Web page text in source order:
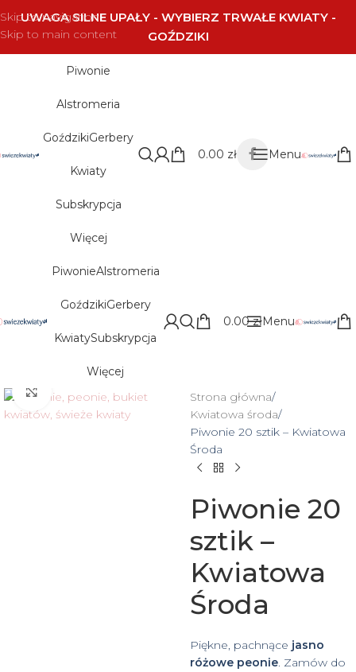
Skip to navigation
Skip to main content
UWAGA SILNE UPAŁY - WYBIERZ TRWAŁE KWIATY -
GOŹDZIKI
Piwonie
Alstromeria
GoździkiGerbery
Kwiaty
Subskrypcja
Więcej
0.00 zł Menu
PiwonieAlstromeria
GoździkiGerbery
KwiatySubskrypcja
Więcej
0.00złMenu
Click to enlarge
Strona główna
Kwiatowa środa
Piwonie 20 sztik – Kwiatowa
Środa
Piwonie 20
sztik –
Kwiatowa
Środa
Piękne, pachnące jasno
różowe peonie. Zamów do